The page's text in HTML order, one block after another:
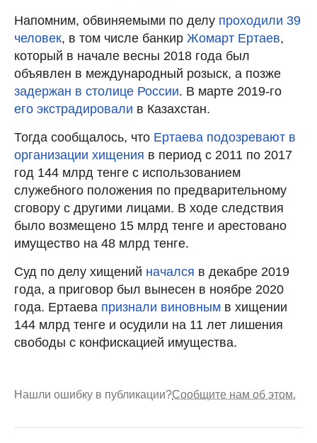
Напомним, обвиняемыми по делу проходили 39
человек, в том числе банкир Жомарт Ертаев,
который в начале весны 2018 года был
объявлен в международный розыск, а позже
задержан в столице России. В марте 2019-го
его экстрадировали в Казахстан.
Тогда сообщалось, что Ертаева подозревают в
организации хищения в период с 2011 по 2017
год 144 млрд тенге с использованием
служебного положения по предварительному
сговору с другими лицами. В ходе следствия
было возмещено 15 млрд тенге и арестовано
имущество на 48 млрд тенге.
Суд по делу хищений начался в декабре 2019
года, а приговор был вынесен в ноябре 2020
года. Ертаева признали виновным в хищении
144 млрд тенге и осудили на 11 лет лишения
свободы с конфискацией имущества.
Нашли ошибку в публикации?Сообщите нам об этом.